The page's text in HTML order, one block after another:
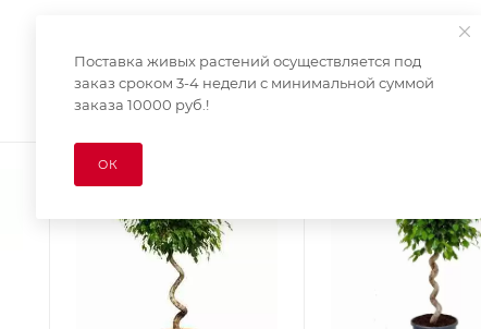
Поставка живых растений осуществляется под
заказ сроком 3-4 недели с минимальной суммой
заказа 10000 руб.!
ОК